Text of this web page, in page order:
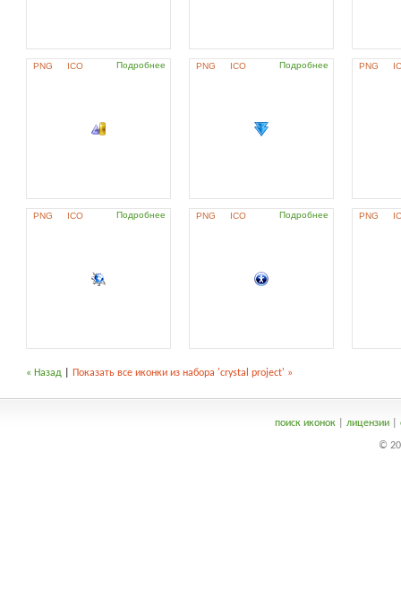
PNG ICO Подробнее PNG ICO Подробнее PNG
PNG ICO Подробнее PNG ICO Подробнее PNG
« Назад Показать все иконки из набора 'crystal project' »
поиск иконок| лицензии|
©